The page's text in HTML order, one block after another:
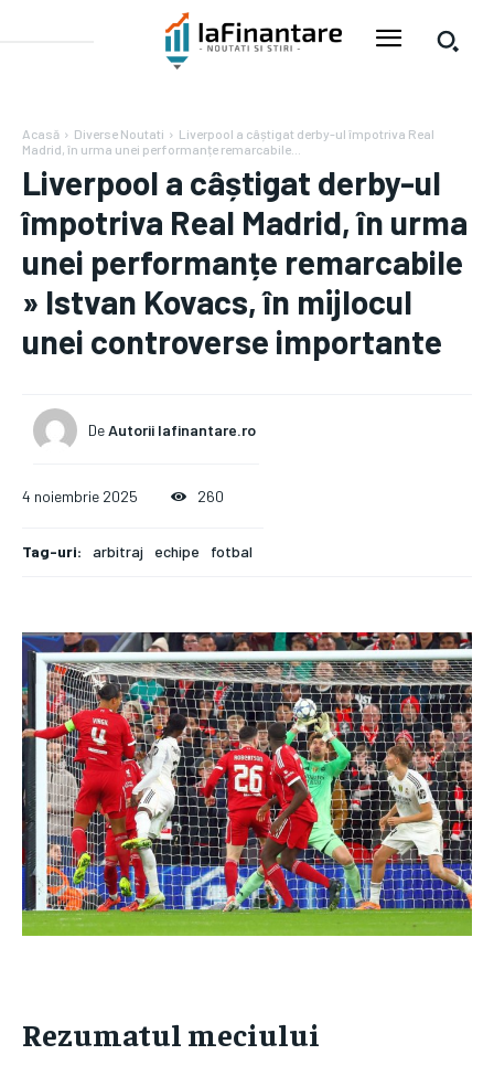
Acasă Diverse Noutati
Liverpool a câștigat derby-ul împotriva Real
Madrid, în urma unei performanțe remarcabile...
Liverpool a câștigat derby-ul
împotriva Real Madrid, în urma
unei performanțe remarcabile
» Istvan Kovacs, în mijlocul
unei controverse importante
DeAutorii Iafinantare.ro
4 noiembrie 2025 260
Tag-uri: arbitraj echipe fotbal
Rezumatul meciului